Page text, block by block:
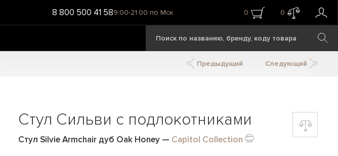
8 800 500 41 589:00-21:00 по Мск 0 0
Предыдущий Следующий
Стул Сильви с подлокотниками
Стул Silvie Armchair дуб Oak Honey — Capitol Collection